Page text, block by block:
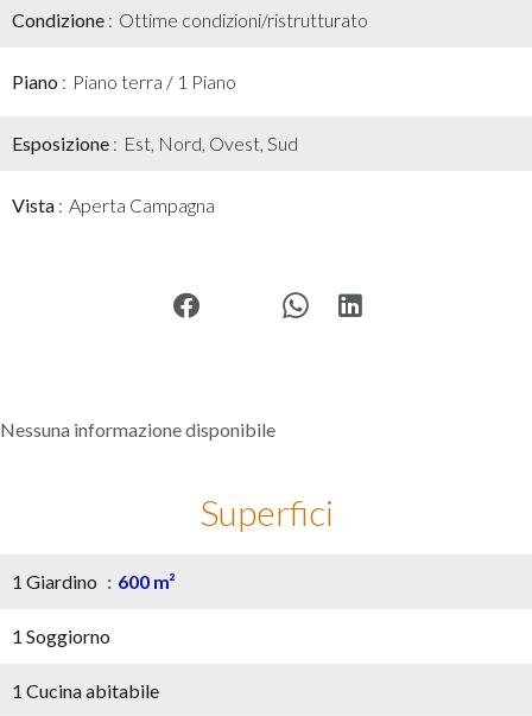
Condizione Ottime condizioni/ristrutturato
Piano Piano terra / 1 Piano
Esposizione Est, Nord, Ovest, Sud
Vista Aperta Campagna
Nessuna informazione disponibile
Superfici
1 Giardino 600 m²
1 Soggiorno
1 Cucina abitabile